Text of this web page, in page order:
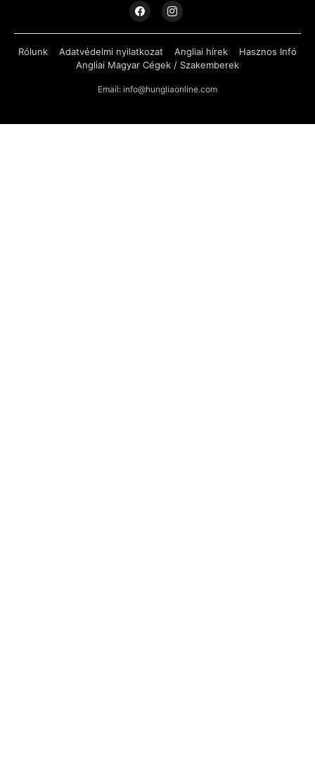
Rólunk Adatvédelmi nyilatkozat Angliai hírek
Hasznos Infó
Angliai Magyar Cégek / Szakemberek
Email: info@hungliaonline.com